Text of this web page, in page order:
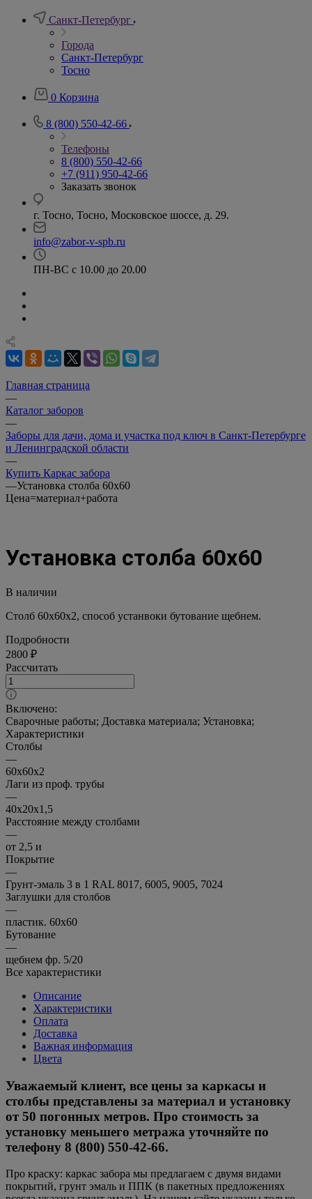
Санкт-Петербург
Города
Санкт-Петербург
Тосно
0 Корзина
8 (800) 550-42-66
Телефоны
8 (800) 550-42-66
+7 (911) 950-42-66
Заказать звонок
г. Тосно, Тосно, Московское шоссе, д. 29.
info@zabor-v-spb.ru
ПН-ВС с 10.00 до 20.00
Главная страница
—
Каталог заборов
—
Заборы для дачи, дома и участка под ключ в Санкт-Петербурге
и Ленинградской области
—
Купить Каркас забора
—Установка столба 60х60
Цена=материал+работа
Установка столба 60х60
В наличии
Столб 60х60х2, способ устанвоки бутование щебнем.
Подробности
2800 ₽
Рассчитать
Включено:
Сварочные работы; Доставка материала; Установка;
Характеристики
Столбы
—
60х60х2
Лаги из проф. трубы
—
40х20х1,5
Расстояние между столбами
—
от 2,5 и
Покрытие
—
Грунт-эмаль 3 в 1 RAL 8017, 6005, 9005, 7024
Заглушки для столбов
—
пластик. 60х60
Бутование
—
щебнем фр. 5/20
Все характеристики
Описание
Характеристики
Оплата
Доставка
Важная информация
Цвета
Уважаемый клиент, все цены за каркасы и
столбы представлены за материал и установку
от 50 погонных метров. Про стоимость за
установку меньшего метража уточняйте по
телефону 8 (800) 550-42-66.
Про краску: каркас забора мы предлагаем с двумя видами
покрытий, грунт эмаль и ППК (в пакетных предложениях